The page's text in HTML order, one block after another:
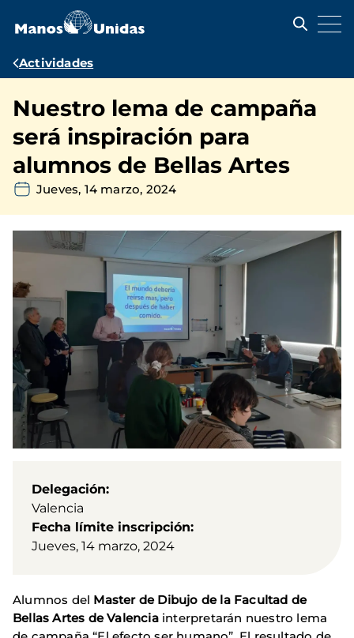
contenido
Ruta
navegación
Actividades
Nuestro lema de campaña
será inspiración para
alumnos de Bellas Artes
Jueves, 14 marzo, 2024
Delegación
Valencia
Fecha límite inscripción
Jueves, 14 marzo, 2024
Alumnos del Master de Dibujo de la Facultad de
Bellas Artes de Valenciainterpretarán nuestro lema